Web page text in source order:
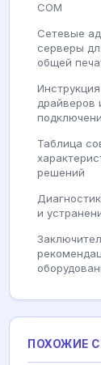
COM
Сетевые
серверы
общей
драйверов
Таблица
решений
и
ПОХОЖИЕ